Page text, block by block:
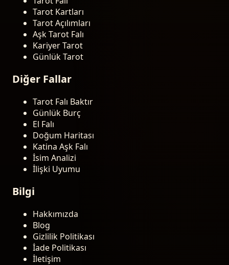
Tarot Kartları
Tarot Açılımları
Aşk Tarot Falı
Kariyer Tarot
Günlük Tarot
Diğer Fallar
Tarot Falı Baktır
Günlük Burç
El Falı
Doğum Haritası
Katina Aşk Falı
İsim Analizi
İlişki Uyumu
Bilgi
Hakkımızda
Blog
Gizlilik Politikası
İade Politikası
İletişim